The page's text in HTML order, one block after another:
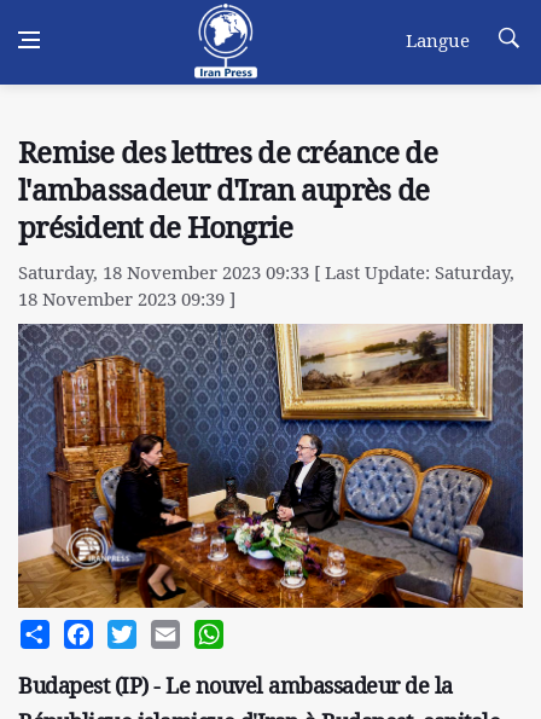
Langue
Remise des lettres de créance de
l'ambassadeur d'Iran auprès de
président de Hongrie
Saturday, 18 November 2023 09:33 [ Last Update: Saturday,
18 November 2023 09:39 ]
Share FacebookTwitterEmail
Budapest (IP) - Le nouvel ambassadeur de la